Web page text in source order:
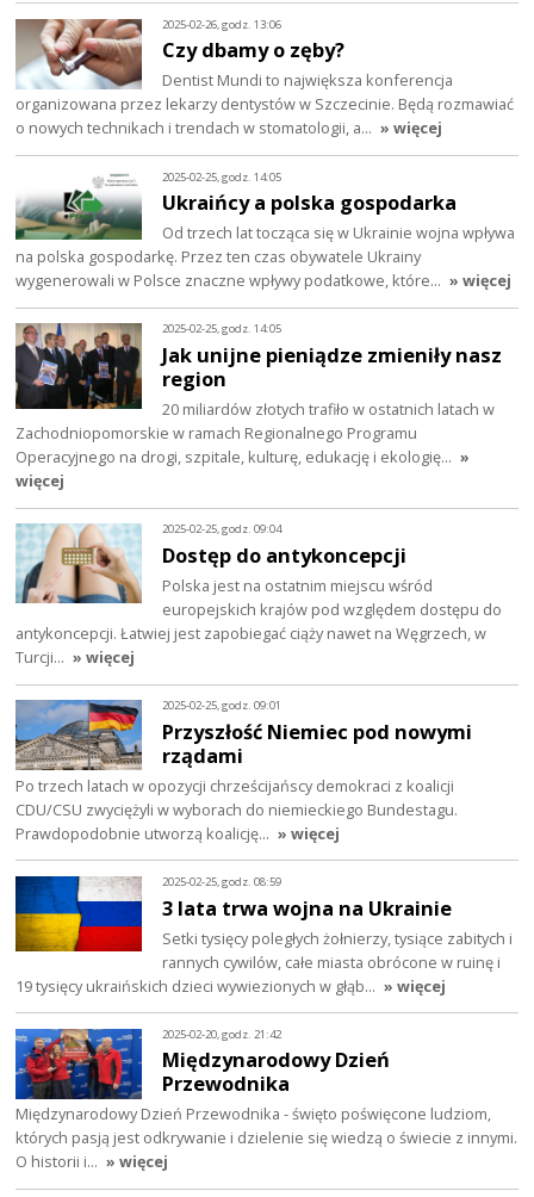
2025-02-26, godz. 13:06
Czy dbamy o zęby?
Dentist Mundi to największa konferencja
organizowana przez lekarzy dentystów w Szczecinie. Będą rozmawiać
o nowych technikach i trendach w stomatologii, a… » więcej
2025-02-25, godz. 14:05
Ukraińcy a polska gospodarka
Od trzech lat tocząca się w Ukrainie wojna wpływa
na polska gospodarkę. Przez ten czas obywatele Ukrainy
wygenerowali w Polsce znaczne wpływy podatkowe, które… » więcej
2025-02-25, godz. 14:05
Jak unijne pieniądze zmieniły nasz
region
20 miliardów złotych trafiło w ostatnich latach w
Zachodniopomorskie w ramach Regionalnego Programu
Operacyjnego na drogi, szpitale, kulturę, edukację i ekologię… »
więcej
2025-02-25, godz. 09:04
Dostęp do antykoncepcji
Polska jest na ostatnim miejscu wśród
europejskich krajów pod względem dostępu do
antykoncepcji. Łatwiej jest zapobiegać ciąży nawet na Węgrzech, w
Turcji… » więcej
2025-02-25, godz. 09:01
Przyszłość Niemiec pod nowymi
rządami
Po trzech latach w opozycji chrześcijańscy demokraci z koalicji
CDU/CSU zwyciężyli w wyborach do niemieckiego Bundestagu.
Prawdopodobnie utworzą koalicję… » więcej
2025-02-25, godz. 08:59
3 lata trwa wojna na Ukrainie
Setki tysięcy poległych żołnierzy, tysiące zabitych i
rannych cywilów, całe miasta obrócone w ruinę i
19 tysięcy ukraińskich dzieci wywiezionych w głąb… » więcej
2025-02-20, godz. 21:42
Międzynarodowy Dzień
Przewodnika
Międzynarodowy Dzień Przewodnika - święto poświęcone ludziom,
których pasją jest odkrywanie i dzielenie się wiedzą o świecie z innymi.
O historii i… » więcej